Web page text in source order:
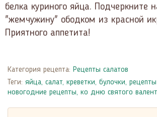
белка куриного яйца. Подчеркните
"жемчужину" ободком из красной
Приятного аппетита!
Категория рецепта: Рецепты салатов
Теги: яйца, салат, креветки, булочки,
новогодние рецепты, ко дню святого